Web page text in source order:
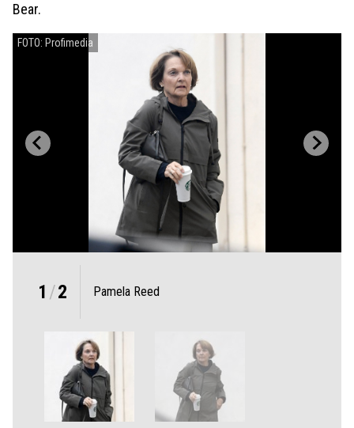
Bear.
FOTO: Profimedia
1 /2 Pamela Reed